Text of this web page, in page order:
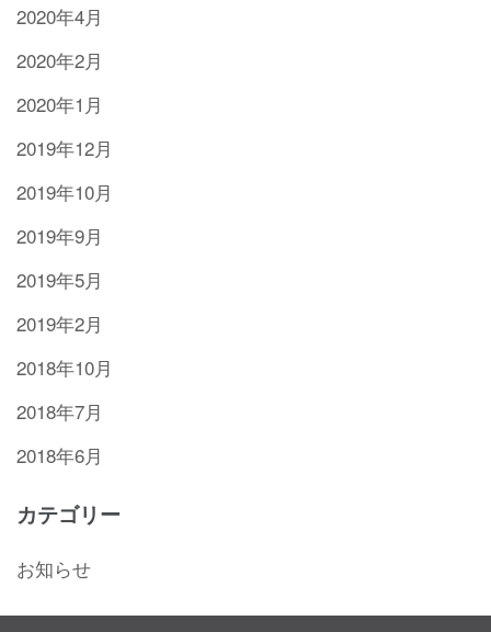
2020年4月
2020年2月
2020年1月
2019年12月
2019年10月
2019年9月
2019年5月
2019年2月
2018年10月
2018年7月
2018年6月
カテゴリー
お知らせ